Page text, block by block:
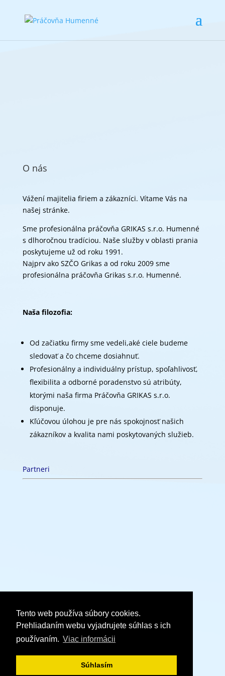
Tento web používa súbory cookies.
Prehliadaním webu vyjadrujete súhlas s ich
používaním. Viac informácii
Súhlasím
O nás
Vážení majitelia firiem a zákazníci. Vítame Vás na
našej stránke.
Sme profesionálna práčovňa GRIKAS s.r.o. Humenné
s dlhoročnou tradíciou. Naše služby v oblasti prania
poskytujeme už od roku 1991.
Najprv ako SZČO Grikas a od roku 2009 sme
profesionálna práčovňa Grikas s.r.o. Humenné.
Naša filozofia:
Od začiatku firmy sme vedeli,aké ciele budeme
sledovať a čo chceme dosiahnuť.
Profesionálny a individuálny prístup, spoľahlivosť,
flexibilita a odborné poradenstvo sú atribúty,
ktorými naša firma Práčovňa GRIKAS s.r.o.
disponuje.
Kľúčovou úlohou je pre nás spokojnosť našich
zákazníkov a kvalita nami poskytovaných služieb.
Partneri
Copyright © 2018 Grikas s.r.o. | Všetky práva
vyhradené. | Created by Grafitek.sk s.r.o.
Zásady spracovania a ochrany osobných
údajov|Zásady používania súborov cookie